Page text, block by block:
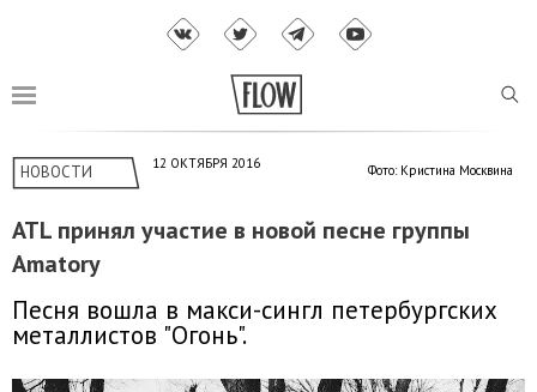
НОВОСТИ 12 ОКТЯБРЯ 2016 Фото: Кристина Москвина
ATL принял участие в новой песне группы
Amatory
Песня вошла в макси-сингл петербургских
металлистов "Огонь".